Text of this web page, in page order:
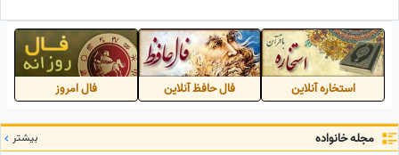
استخاره آنلاین فال حافظ آنلاین فال امروز
مجله خانواده بیشتر